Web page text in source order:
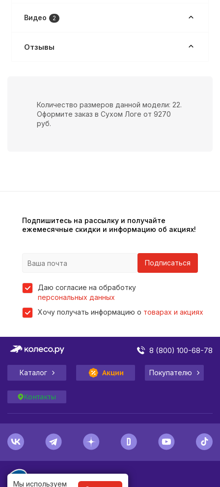
Мы используем
Видео 2
Отзывы
Количество размеров данной модели: 22.
Оформите заказ в Сухом Логе от 9270
руб.
Подпишитесь на рассылку и получайте
ежемесячные скидки и информацию об акциях!
Подписаться
Даю согласие на обработку
персональных данных
Хочу получать информацию о товарах и акциях
8 (800) 100-68-78
Каталог Акции Покупателю
Контакты